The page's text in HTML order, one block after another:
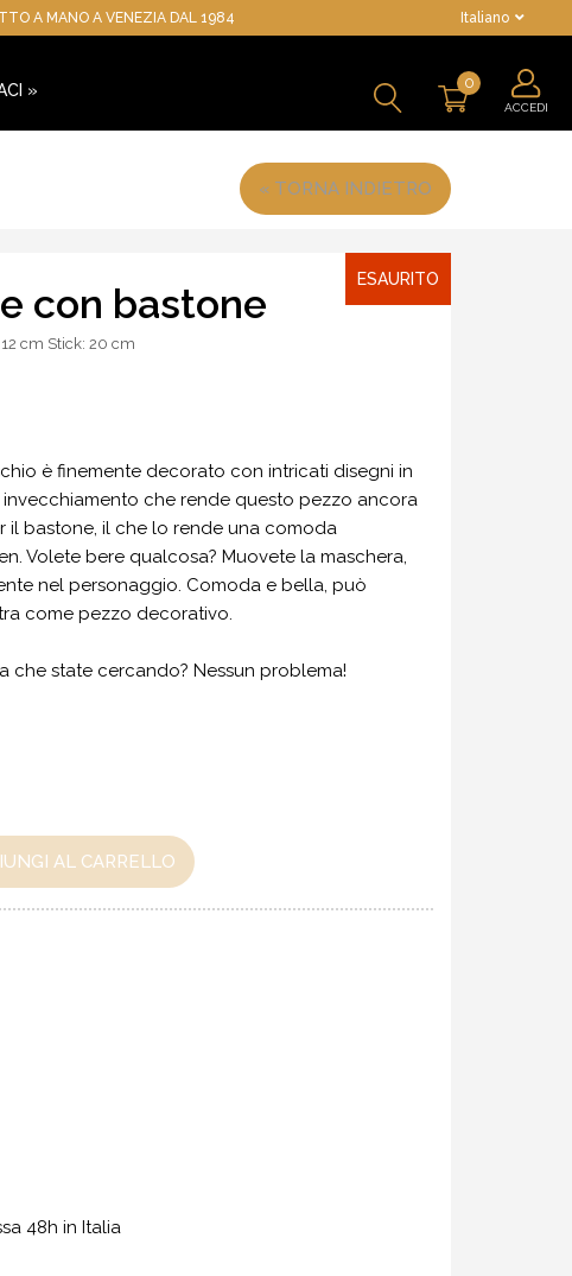
A MANO A VENEZIA DAL 1984 Italiano
» 0
ACCEDI
« TORNA INDIETRO
con bastone
cm Stick: 20 cm
è finemente decorato con intricati disegni in
che rende questo pezzo ancora
il bastone, il che lo rende una comoda
Volete bere qualcosa? Muovete la maschera,
nel personaggio. Comoda e bella, può
come pezzo decorativo.
che state cercando? Nessun problema!
ESAURITO
AL CARRELLO
48h in Italia